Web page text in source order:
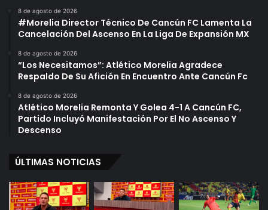
8 de agosto de 2026
#Morelia Director Técnico De Cancún FC Lamenta La
Cancelación Del Ascenso En La Liga De Expansión MX
8 de agosto de 2026
“Los Necesitamos”: Atlético Morelia Agradece
Respaldo De Su Afición En Encuentro Ante Cancún Fc
8 de agosto de 2026
Atlético Morelia Remonta Y Golea 4-1 A Cancún FC,
Partido Incluyó Manifestación Por El No Ascenso Y
Descenso
ÚLTIMAS NOTICIAS